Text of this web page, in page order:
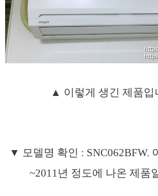
▲ 이렇게 생긴 제품입
▼ 모델명 확인 : SNC062BFW.
~2011년 정도에 나온 제품